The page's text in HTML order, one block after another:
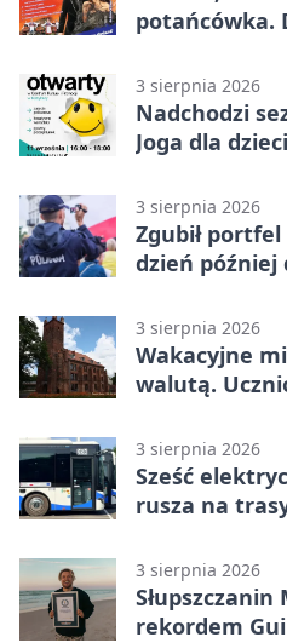
potańcówka.
3 sierpnia 2026
Nadchodzi
Joga dla
3 sierpnia 2026
Zgubił
dzień później
3 sierpnia 2026
Wakacyjne
walutą.
3 sierpnia 2026
Sześć
rusza na
3 sierpnia 2026
rekordem